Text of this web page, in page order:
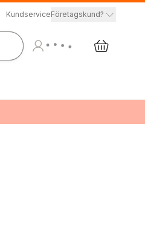
KundserviceFöretagskund?